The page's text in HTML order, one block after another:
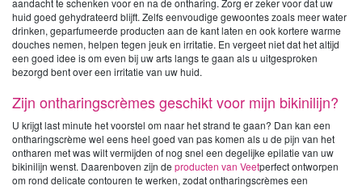
aandacht te schenken voor en na de ontharing. Zorg er zeker voor dat uw
huid goed gehydrateerd blijft. Zelfs eenvoudige gewoontes zoals meer water
drinken, geparfumeerde producten aan de kant laten en ook kortere warme
douches nemen, helpen tegen jeuk en irritatie. En vergeet niet dat het altijd
een goed idee is om even bij uw arts langs te gaan als u uitgesproken
bezorgd bent over een irritatie van uw huid.
Zijn ontharingscrèmes geschikt voor mijn bikinilijn?
U krijgt last minute het voorstel om naar het strand te gaan? Dan kan een
ontharingscrème wel eens heel goed van pas komen als u de pijn van het
ontharen met was wilt vermijden of nog snel een degelijke epilatie van uw
bikinilijn wenst. Daarenboven zijn de producten van Veetperfect ontworpen
om rond delicate contouren te werken, zodat ontharingscrèmes een